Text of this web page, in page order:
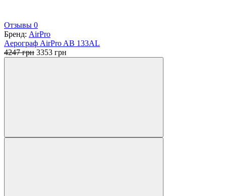
Отзывы 0
Бренд: AirPro
Аерограф AirPro AB 133AL
4247грн Первоначальная
3353 грн